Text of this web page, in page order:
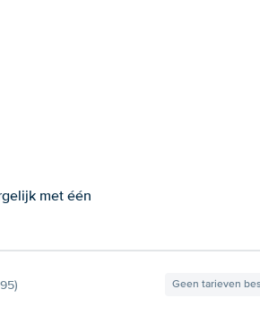
met één
Geen tarieven